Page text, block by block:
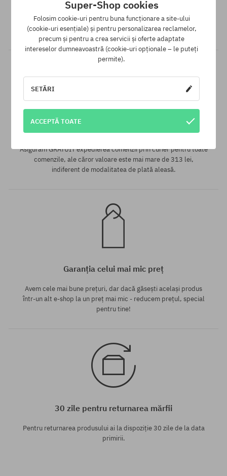
Mărimi existente:
SuperClub este programul nostru de loialitate, datorită căruia
pentru produsele fără reducere poți primi în contul tău până la
12% din valoarea comenzii!
Asigurăm GRATUIT expedierea comenzii prin curier pentru toate
comenzile, ale căror valoare este mai mare de 313 lei,
indiferent de modalitatea de plată aleasă.
Garanția celui mai mic preț
Avem cele mai bune prețuri, dar dacă găsești același produs
într-un alt e-shop la un preț mai mic - reducem prețul, special
pentru tine!
30 zile pentru returnarea mărfii
Pentru returnarea produsului ai la dispoziție 30 zile de la data
primirii.
Super-Shop cookies
Folosim cookie-uri pentru buna funcționare a site-ului
(cookie-uri esențiale) și pentru personalizarea reclamelor,
precum și pentru a crea servicii și oferte adaptate
intereselor dumneavoastră (cookie-uri opționale – le puteți
permite).
SETĂRI
ACCEPTĂ TOATE